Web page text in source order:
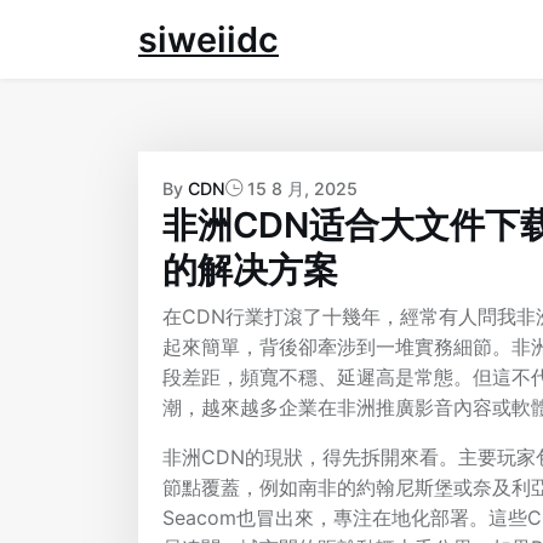
siweiidc
By CDN 15 8 月, 2025
非洲CDN适合大文件下
的解决方案
在CDN行業打滾了十幾年，經常有人問我
起來簡單，背後卻牽涉到一堆實務細節。
段差距，頻寬不穩、延遲高是常態。但這
潮，越來越多企業在非洲推廣影音內容或
非洲CDN的現狀，得先拆開來看。主要玩
節點覆蓋，例如南非的約翰尼斯堡或奈及
Seacom也冒出來，專注在地化部署。這些